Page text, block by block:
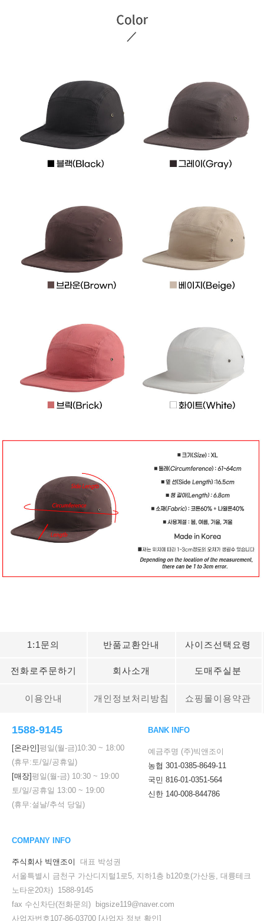
1:1문의 반품교환안내 사이즈선택요령
전화로주문하기 회사소개 도매주실분
이용안내 개인정보처리방침 쇼핑몰이용약관
1588-9145
[온라인] 평일(월-금)10:30 ~ 18:00
(휴무:토/일/공휴일)
[매장] 평일(월-금) 10:30 ~ 19:00
토/일/공휴일 13:00 ~ 19:00
(휴무:설날/추석 당일)
BANK INFO
예금주명 (주)빅앤조이
농협 301-0385-8649-11
국민 816-01-0351-564
신한 140-008-844786
COMPANY INFO
주식회사 빅앤조이
대표 박성권
서울특별시 금천구 가산디지털1로5, 지하1층 b120호(가산동, 대륭테크
노타운20차) 1588-9145
fax 수신차단(전화문의) bigsize119@naver.com
사업자번호107-86-03700 [사업자 정보 확인]